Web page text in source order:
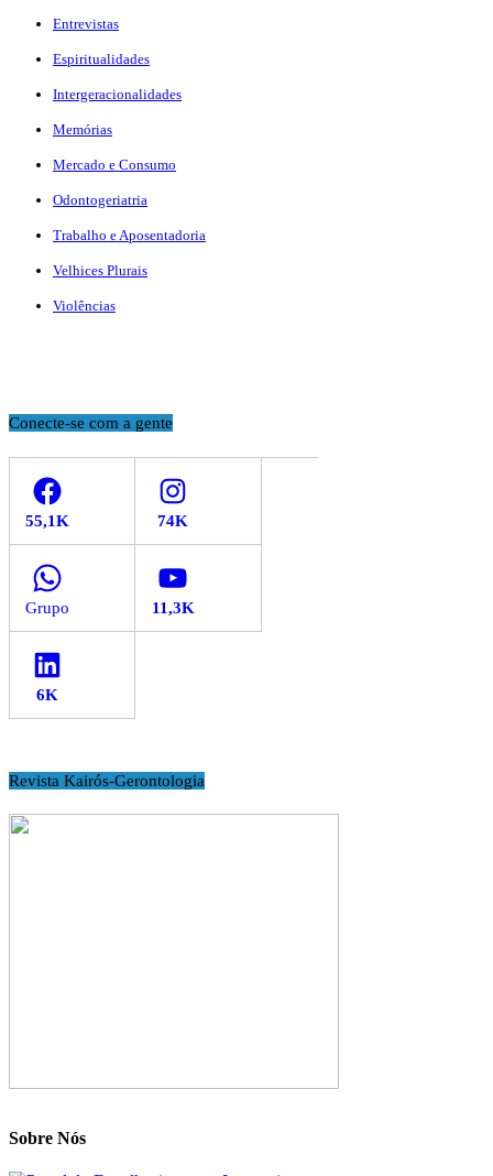
Entrevistas
Espiritualidades
Intergeracionalidades
Memórias
Mercado e Consumo
Odontogeriatria
Trabalho e Aposentadoria
Velhices Plurais
Violências
Conecte-se com a gente
Facebook Instagram
WhatsApp YouTube
LinkedIn
Revista Kairós-Gerontologia
Sobre Nós